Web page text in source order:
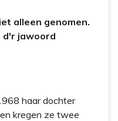
alleen genomen.
d'r jawoord
haar dochter
kregen ze twee